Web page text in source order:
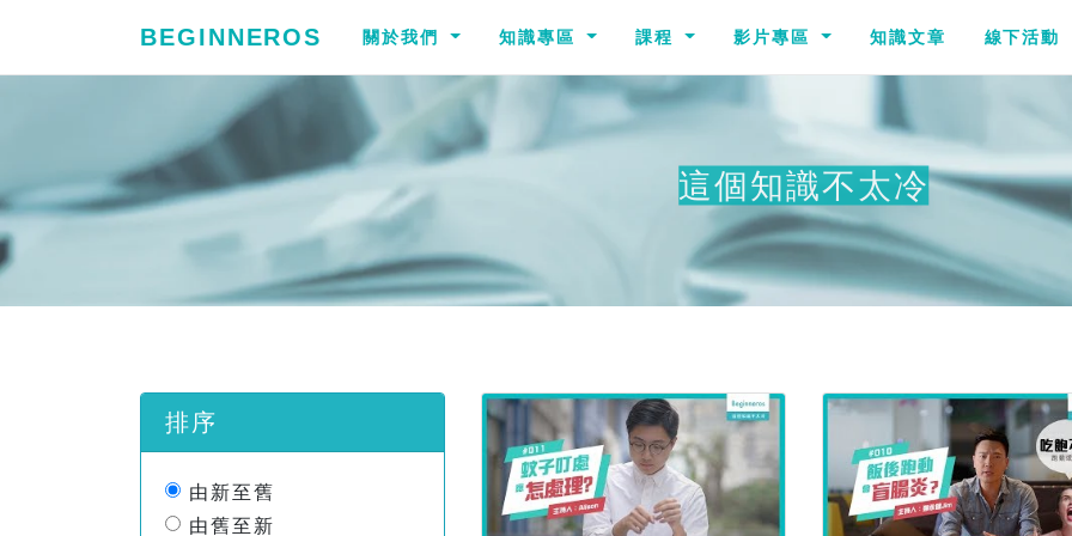
BEGINNEROS 關於我們 知識專區 課程 影片專區 知識文章 線下活動
這個知識不太冷
排序
由新至舊
由舊至新